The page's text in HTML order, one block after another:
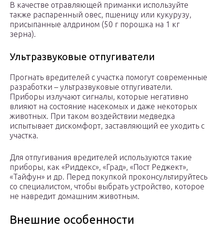
В качестве отравляющей приманки используйте
также распаренный овес, пшеницу или кукурузу,
присыпанные алдрином (50 г порошка на 1 кг
зерна).
Ультразвуковые отпугиватели
Прогнать вредителей с участка помогут современные
разработки – ультразвуковые отпугиватели.
Приборы излучают сигналы, которые негативно
влияют на состояние насекомых и даже некоторых
животных. При таком воздействии медведка
испытывает дискомфорт, заставляющий ее уходить с
участка.
Для отпугивания вредителей используются такие
приборы, как «Риддекс», «Град», «Пост Реджект»,
«Тайфун» и др. Перед покупкой проконсультируйтесь
со специалистом, чтобы выбрать устройство, которое
не навредит домашним животным.
Внешние особенности